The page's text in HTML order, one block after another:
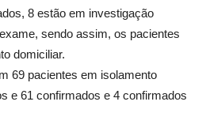
8 estão em investigação
sendo assim, os pacientes
domiciliar.
69 pacientes em isolamento
e 61 confirmados e 4 confirmados